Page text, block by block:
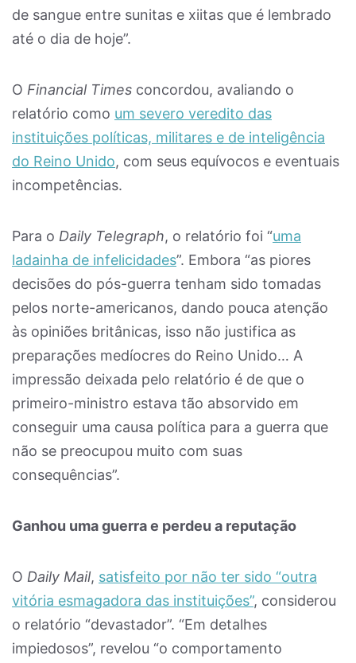
de sangue entre sunitas e xiitas que é lembrado
até o dia de hoje”.
O Financial Times concordou, avaliando o
relatório como um severo veredito das
instituições políticas, militares e de inteligência
do Reino Unido, com seus equívocos e eventuais
incompetências.
Para o Daily Telegraph, o relatório foi “uma
ladainha de infelicidades”. Embora “as piores
decisões do pós-guerra tenham sido tomadas
pelos norte-americanos, dando pouca atenção
às opiniões britânicas, isso não justifica as
preparações medíocres do Reino Unido… A
impressão deixada pelo relatório é de que o
primeiro-ministro estava tão absorvido em
conseguir uma causa política para a guerra que
não se preocupou muito com suas
consequências”.
Ganhou uma guerra e perdeu a reputação
O Daily Mail, satisfeito por não ter sido “outra
vitória esmagadora das instituições”, considerou
o relatório “devastador”. “Em detalhes
impiedosos”, revelou “o comportamento